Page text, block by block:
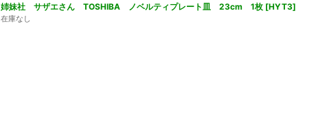
姉妹社 サザエさん TOSHIBA ノベルティプレート皿 23cm 1枚 [HYT3]
在庫なし